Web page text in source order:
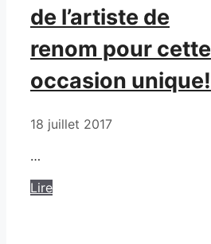
de l’artiste de
renom pour cette
occasion unique!
18 juillet 2017
…
Lire